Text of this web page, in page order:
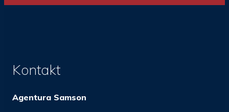
Kontakt
Agentura Samson